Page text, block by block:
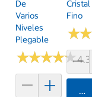
De
Varios
Niveles
Plegable
★★★★★
★★★★★4.3
Cristal
Fino
★
★